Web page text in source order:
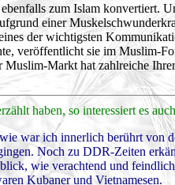
zum Islam konvertiert.
einer
der wichtigsten
veröffentlicht sie im Muslim-
Muslim-Markt hat zahlreiche
haben, so interessiert es
war ich innerlich berührt von
Noch zu DDR-Zeiten
wie verachtend und
Kubaner und Vietnamesen.